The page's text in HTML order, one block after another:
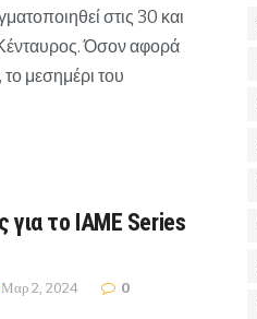
στις 30 και
Όσον αφορά
μεσημέρι του
το IAME Series
Μαρ 2, 2024 0